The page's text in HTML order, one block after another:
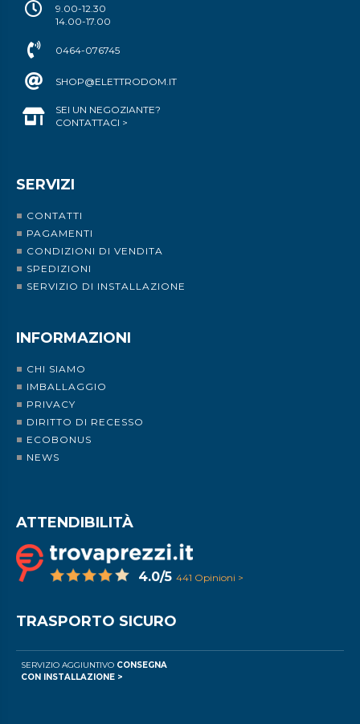
9.00-12.30
14.00-17.00
0464-076745
SHOP@ELETTRODOM.IT
SEI UN NEGOZIANTE?
CONTATTACI >
SERVIZI
CONTATTI
PAGAMENTI
CONDIZIONI DI VENDITA
SPEDIZIONI
SERVIZIO DI INSTALLAZIONE
INFORMAZIONI
CHI SIAMO
IMBALLAGGIO
PRIVACY
DIRITTO DI RECESSO
ECOBONUS
NEWS
ATTENDIBILITÀ
4.0/5 441 Opinioni >
TRASPORTO SICURO
SERVIZIO AGGIUNTIVO CONSEGNA
CON INSTALLAZIONE >